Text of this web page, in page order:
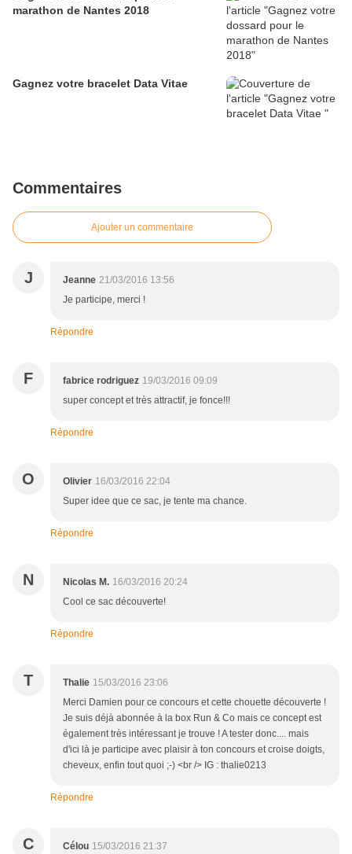
marathon de Nantes 2018
Gagnez votre bracelet Data Vitae
Commentaires
Ajouter un commentaire
J Jeanne 21/03/2016 13:56
Je participe, merci !
Répondre
F fabrice rodriguez 19/03/2016 09:09
super concept et très attractif, je fonce!!!
Répondre
O Olivier 16/03/2016 22:04
Super idee que ce sac, je tente ma chance.
Répondre
N Nicolas M. 16/03/2016 20:24
Cool ce sac découverte!
Répondre
T Thalie 15/03/2016 23:06
Merci Damien pour ce concours et cette chouette découverte !
Je suis déjà abonnée à la box Run & Co mais ce concept est
également très intéressant je trouve ! A tester donc.... mais
d'ici là je participe avec plaisir à ton concours et croise doigts,
cheveux, enfin tout quoi ;-) <br /> IG : thalie0213
Répondre
C Célou 15/03/2016 21:37